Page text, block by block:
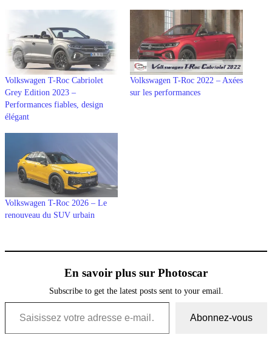
Volkswagen T-Roc Cabriolet
Grey Edition 2023 –
Performances fiables, design
élégant
Volkswagen T-Roc 2022 – Axées
sur les performances
Volkswagen T-Roc 2026 – Le
renouveau du SUV urbain
En savoir plus sur Photoscar
Subscribe to get the latest posts sent to your email.
Saisissez votre adresse e-mail…
Abonnez-vous